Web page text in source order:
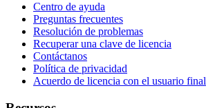
Centro de ayuda
Preguntas frecuentes
Resolución de problemas
Recuperar una clave de licencia
Contáctanos
Política de privacidad
Acuerdo de licencia con el usuario final